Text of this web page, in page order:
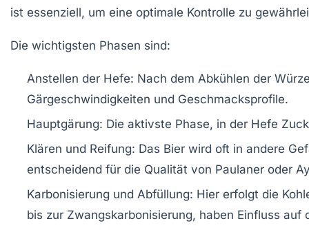
ist essenziell, um eine optimale Kontrolle zu
Die wichtigsten Phasen sind:
Anstellen der Hefe: Nach dem Abkühlen der
Gärgeschwindigkeiten und Geschmacksprofile.
Hauptgärung: Die aktivste Phase, in der Hefe
Klären und Reifung: Das Bier wird oft in andere
entscheidend für die Qualität von Paulaner oder
Karbonisierung und Abfüllung: Hier erfolgt die
bis zur Zwangskarbonisierung, haben Einfluss auf